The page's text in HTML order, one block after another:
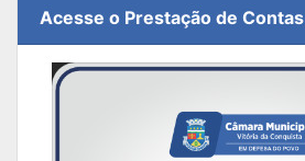
Acesse o Prestação de Contas